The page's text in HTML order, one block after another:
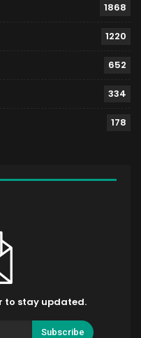
1868
1220
652
334
178
to stay updated.
Subscribe